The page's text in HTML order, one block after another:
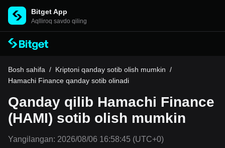
Bitget App
Aqlliroq savdo qiling
Bosh sahifa / Kriptoni qanday sotib olish mumkin /
Hamachi Finance qanday sotib olinadi
Qanday qilib Hamachi Finance
(HAMI) sotib olish mumkin
Yangilangan: 2026/08/06 16:58:45 (UTC+0)